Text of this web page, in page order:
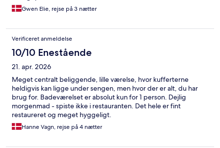
Gwen Elie, rejse på 3 nætter
Verificeret anmeldelse
10/10 Enestående
21. apr. 2026
Meget centralt beliggende, lille værelse, hvor kufferterne
heldigvis kan ligge under sengen, men hvor der er alt, du har
brug for. Badeværelset er absolut kun for 1 person. Dejlig
morgenmad - spiste ikke i restauranten. Det hele er fint
restaureret og meget hyggeligt.
Hanne Vagn, rejse på 4 nætter